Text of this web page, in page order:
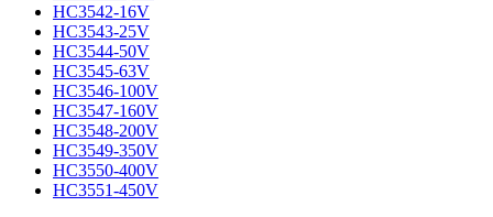
HC3542-16V
HC3543-25V
HC3544-50V
HC3545-63V
HC3546-100V
HC3547-160V
HC3548-200V
HC3549-350V
HC3550-400V
HC3551-450V